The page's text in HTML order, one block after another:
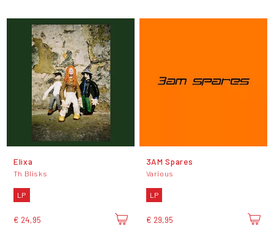
Elixa
Th Blisks
LP
€ 24,95
3AM Spares
Various
LP
€ 29,95